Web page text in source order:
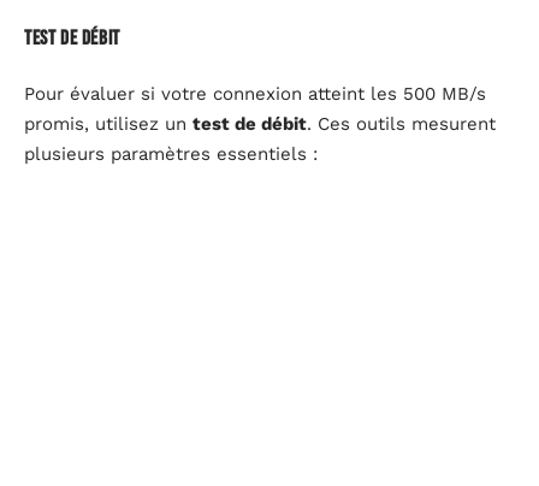
Test de débit
Pour évaluer si votre connexion atteint les 500 MB/s
promis, utilisez un test de débit. Ces outils mesurent
plusieurs paramètres essentiels :